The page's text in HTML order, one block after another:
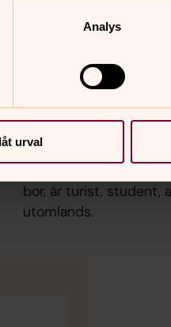
Analys
urval
Svenska
Svenska kyrkan finns
verksamhetsplatser
bor, är turist, student,
utomlands.